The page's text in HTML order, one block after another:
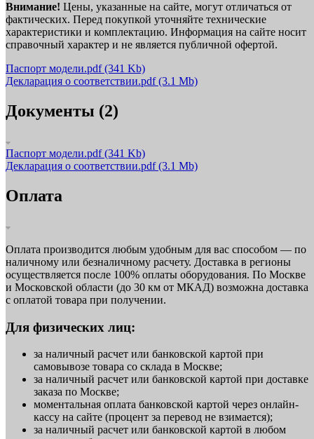
Внимание! Цены, указанные на сайте, могут отличаться от
фактических. Перед покупкой уточняйте технические
характеристики и комплектацию. Информация на сайте носит
справочный характер и не является публичной офертой.
Паспорт модели.pdf(341 Kb)
Декларация о соответствии.pdf(3.1 Mb)
Документы (2)
Паспорт модели.pdf(341 Kb)
Декларация о соответствии.pdf(3.1 Mb)
Оплата
Оплата производится любым удобным для вас способом — по
наличному или безналичному расчету. Доставка в регионы
осуществляется после 100% оплаты оборудования. По Москве
и Московской области (до 30 км от МКАД) возможна доставка
с оплатой товара при получении.
Для физических лиц:
за наличный расчет или банковской картой при
самовывозе товара со склада в Москве;
за наличный расчет или банковской картой при доставке
заказа по Москве;
моментальная оплата банковской картой через онлайн-
кассу на сайте (процент за перевод не взимается);
за наличный расчет или банковской картой в любом